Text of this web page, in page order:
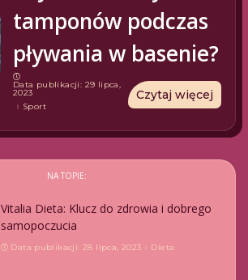
tamponów podczas
pływania w basenie?
Data publikacji: 29 lipca,
2023
Sport
Czytaj więcej
NA TOPIE:
Vitalia Dieta: Klucz do zdrowia i dobrego
samopoczucia
Data publikacji: 28 lipca, 2023 Dieta